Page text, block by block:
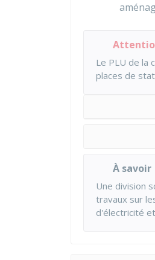
Le PLU de la
places de
À savoir
Une division
travaux sur
d'électricité